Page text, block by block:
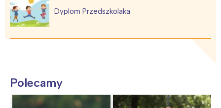
Dyplom Przedszkolaka
Polecamy